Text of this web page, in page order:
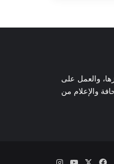
وتعزيزها، والعمل على
والإعلام من